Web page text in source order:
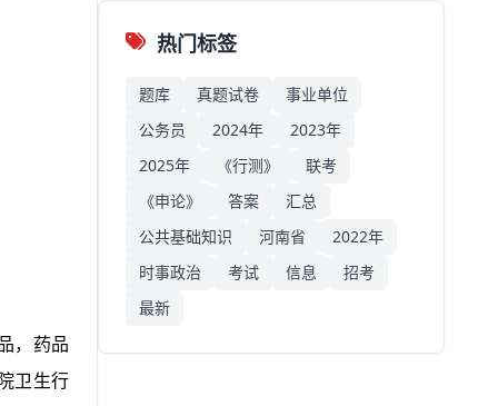
，药品
卫生行
热门标签
题库 真题试卷
事业单位
公务员
2024年
2023年
2025年
《行测》
联考
《申论》
答案
汇总
公共基础知识
河南省
2022年
时事政治
考试 信息
招考
最新